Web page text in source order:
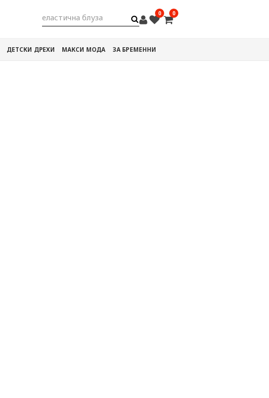
еластична бл 0 0
ДЕТСКИ ДРЕХИ МАКСИ МОДА ЗА БРЕМЕННИ